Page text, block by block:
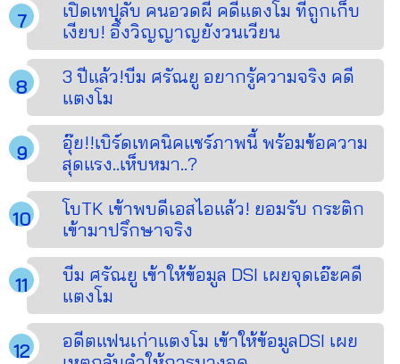
เปิดเทปลับ คนอวดผี คดีแตงโม ที่ถูกเก็บ
เงียบ! อึ้งวิญญาญยังวนเวียน
3 ปีแล้ว!บีม ศรัณยู อยากรู้ความจริง คดี
แตงโม
อุ๊ย!!เบิร์ดเทคนิคแชร์ภาพนี้ พร้อมข้อความ
สุดแรง..เห็บหมา..?
โบTK เข้าพบดีเอสไอแล้ว! ยอมรับ กระติก
เข้ามาปรึกษาจริง
บีม ศรัณยู เข้าให้ข้อมูล DSI เผยจุดเอ๊ะคดี
แตงโม
อดีตแฟนเก่าแตงโม เข้าให้ข้อมูลDSI เผย